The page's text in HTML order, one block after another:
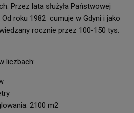
Przez lata służyła Państwowej
roku 1982 cumuje w Gdyni i jako
rocznie przez 100-150 tys.
liczbach:
2100 m2